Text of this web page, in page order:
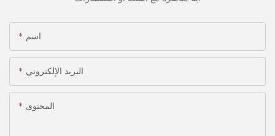
اسم
البريد الإلكتروني
المحتوى